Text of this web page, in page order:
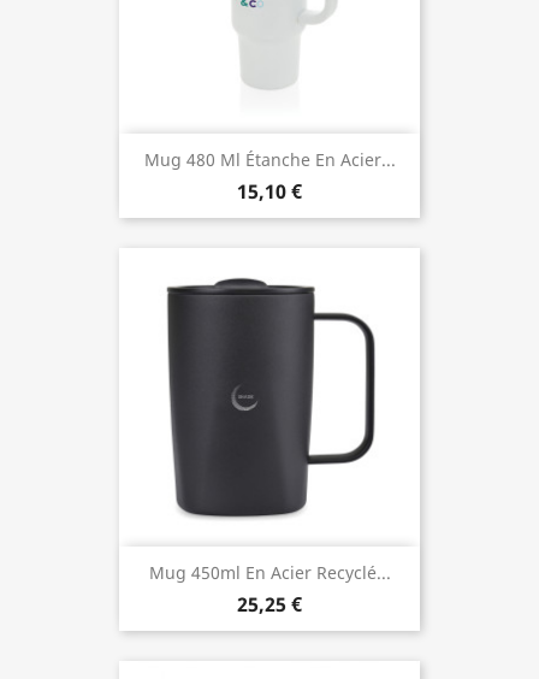
Mug 480 Ml Étanche En Acier...
15,10 €
Mug 450ml En Acier Recyclé...
25,25 €